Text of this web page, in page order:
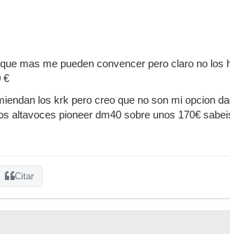
mas me pueden convencer pero claro no
€
los krk pero creo que no son mi opcion
altavoces pioneer dm40 sobre unos 170€
Citar